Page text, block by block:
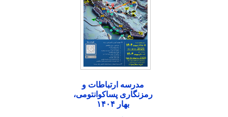
مدرسه ارتباطات و
رمزنگاری پساکوانتومی،
بهار ۱۴۰۴